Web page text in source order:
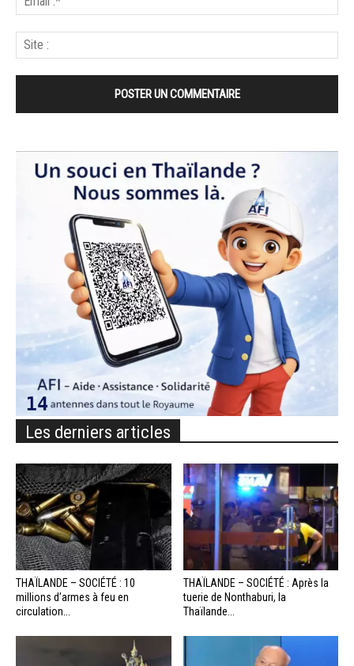
Les derniers articles
THAÏLANDE – SOCIÉTÉ : 10
millions d’armes à feu en
circulation...
THAÏLANDE – SOCIÉTÉ : Après la
tuerie de Nonthaburi, la
Thaïlande...